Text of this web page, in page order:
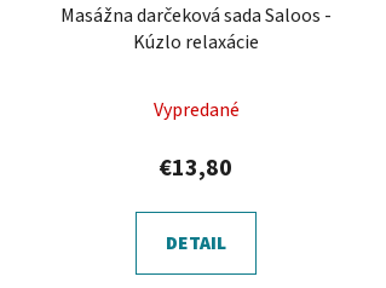
Masážna darčeková sada Saloos -
Kúzlo relaxácie
Vypredané
€13,80
DETAIL